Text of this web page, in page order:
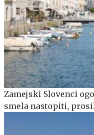
Zamejski Slovenci
smela nastopiti,